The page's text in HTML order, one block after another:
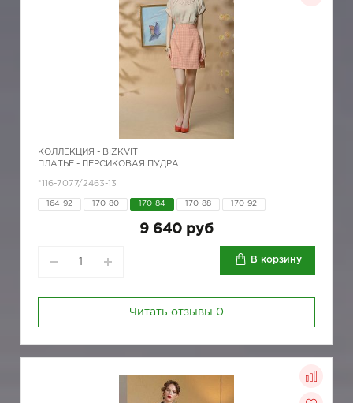
КОЛЛЕКЦИЯ - BIZKVIT
ПЛАТЬЕ - ПЕРСИКОВАЯ ПУДРА
*116-7077/2463-13
164-92 170-80 170-84 170-88 170-92
9 640 руб
В корзину
Читать отзывы 0